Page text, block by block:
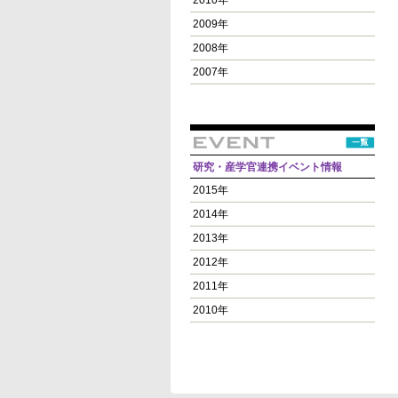
2009年
2008年
2007年
研究・産学官連携イベント情報
2015年
2014年
2013年
2012年
2011年
2010年